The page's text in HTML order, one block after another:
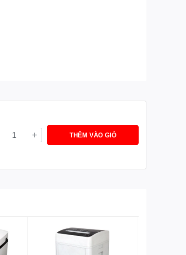
THÊM VÀO GIỎ